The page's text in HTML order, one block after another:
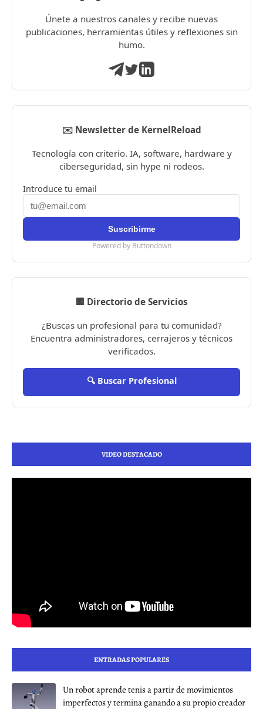
Únete a nuestros canales y recibe nuevas
publicaciones, herramientas útiles y reflexiones sin
humo.
✉️ Newsletter de KernelReload
Tecnología con criterio. IA, software, hardware y
ciberseguridad, sin hype ni rodeos.
Introduce tu email
Powered by Buttondown
🏢 Directorio de Servicios
¿Buscas un profesional para tu comunidad?
Encuentra administradores, cerrajeros y técnicos
verificados.
🔍 Buscar Profesional
VIDEO DESTACADO
ENTRADAS POPULARES
Un robot aprende tenis a partir de movimientos
imperfectos y termina ganando a su propio creador